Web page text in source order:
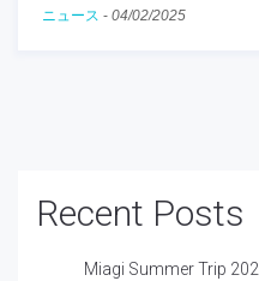
ニュース - 04/02/2025
Recent Posts
Miagi Summer Trip